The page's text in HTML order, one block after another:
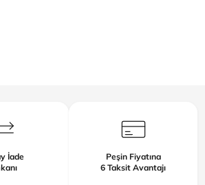
İade
Peşin Fiyatına
6 Taksit Avantajı